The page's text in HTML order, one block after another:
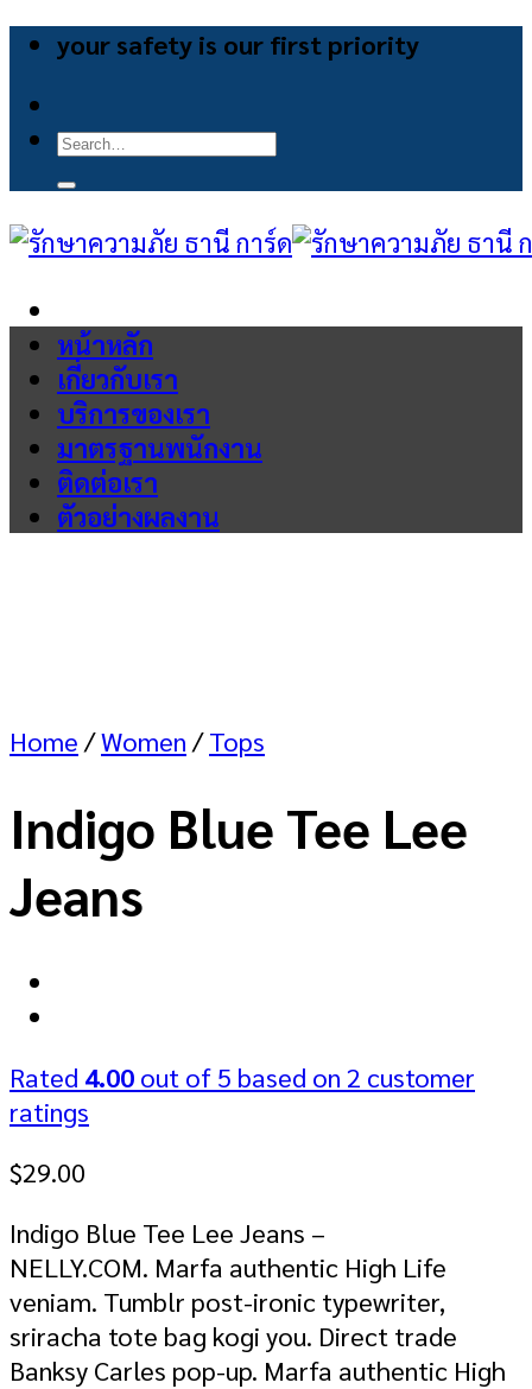
Skip
content
your safety is our first priority
Search
หน้าหลัก
เกี่ยวกับเรา
บริการของเรา
มาตรฐานพนักงาน
ติดต่อเรา
ตัวอย่างผลงาน
Home /Women / Tops
Indigo Blue Tee Lee
Jeans
Rated 4.00 out of 5 based on 2 customer
ratings
$29.00
Indigo Blue Tee Lee Jeans –
NELLY.COM. Marfa authentic High Life
veniam. Tumblr post-ironic typewriter,
sriracha tote bag kogi you. Direct trade
Banksy Carles pop-up. Marfa authentic High